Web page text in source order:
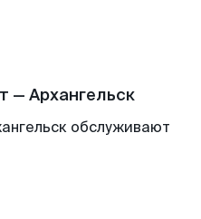
— Архангельск
обслуживают